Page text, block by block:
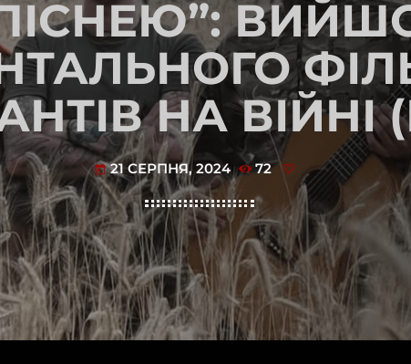
НА ВІЙНІ
today 21 СЕРПНЯ, 2024 72